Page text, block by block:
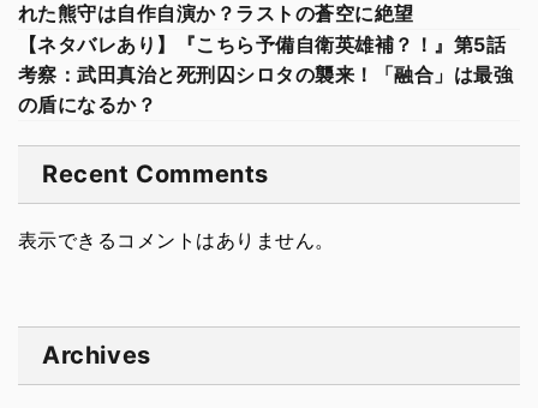
れた熊守は自作自演か？ラストの蒼空に絶望
【ネタバレあり】『こちら予備自衛英雄補？！』第5話
考察：武田真治と死刑囚シロタの襲来！「融合」は最強
の盾になるか？
Recent Comments
表示できるコメントはありません。
Archives